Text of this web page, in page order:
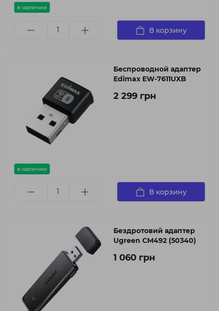
в наличии
В корзину
в наличии
Беспроводной адаптер
Edimax EW-7611UXB
2 299 грн
В корзину
Бездротовий адаптер
Ugreen CM492 (50340)
1 060 грн